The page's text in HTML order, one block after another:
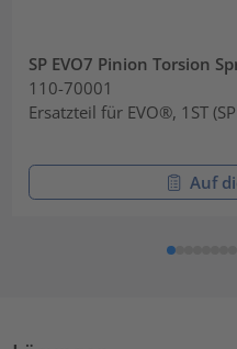
SP EVO7 Pinion Torsion
110-70001
Ersatzteil für EVO®, 1ST
Auf